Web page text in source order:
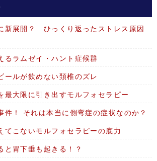
新展開？ ひっくり返ったストレス原因
るラムゼイ・ハント症候群
ールが飲めない頚椎のズレ
最大限に引き出すモルフォセラピー
件！ それは本当に側弯症の症状なのか？
てこないモルフォセラピーの底力
と胃下垂も起きる！？